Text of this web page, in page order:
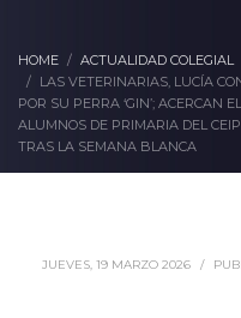
HOME
ACTUALIDAD COLEGIAL
LAS VETERINARIAS, LUCÍA
POR SU PERRA ‘GIN’; ACERCAN
ALUMNOS DE PRIMARIA DEL
TRAS LA SEMANA BLANCA
JUEVES, 19 MARZO 2026 /